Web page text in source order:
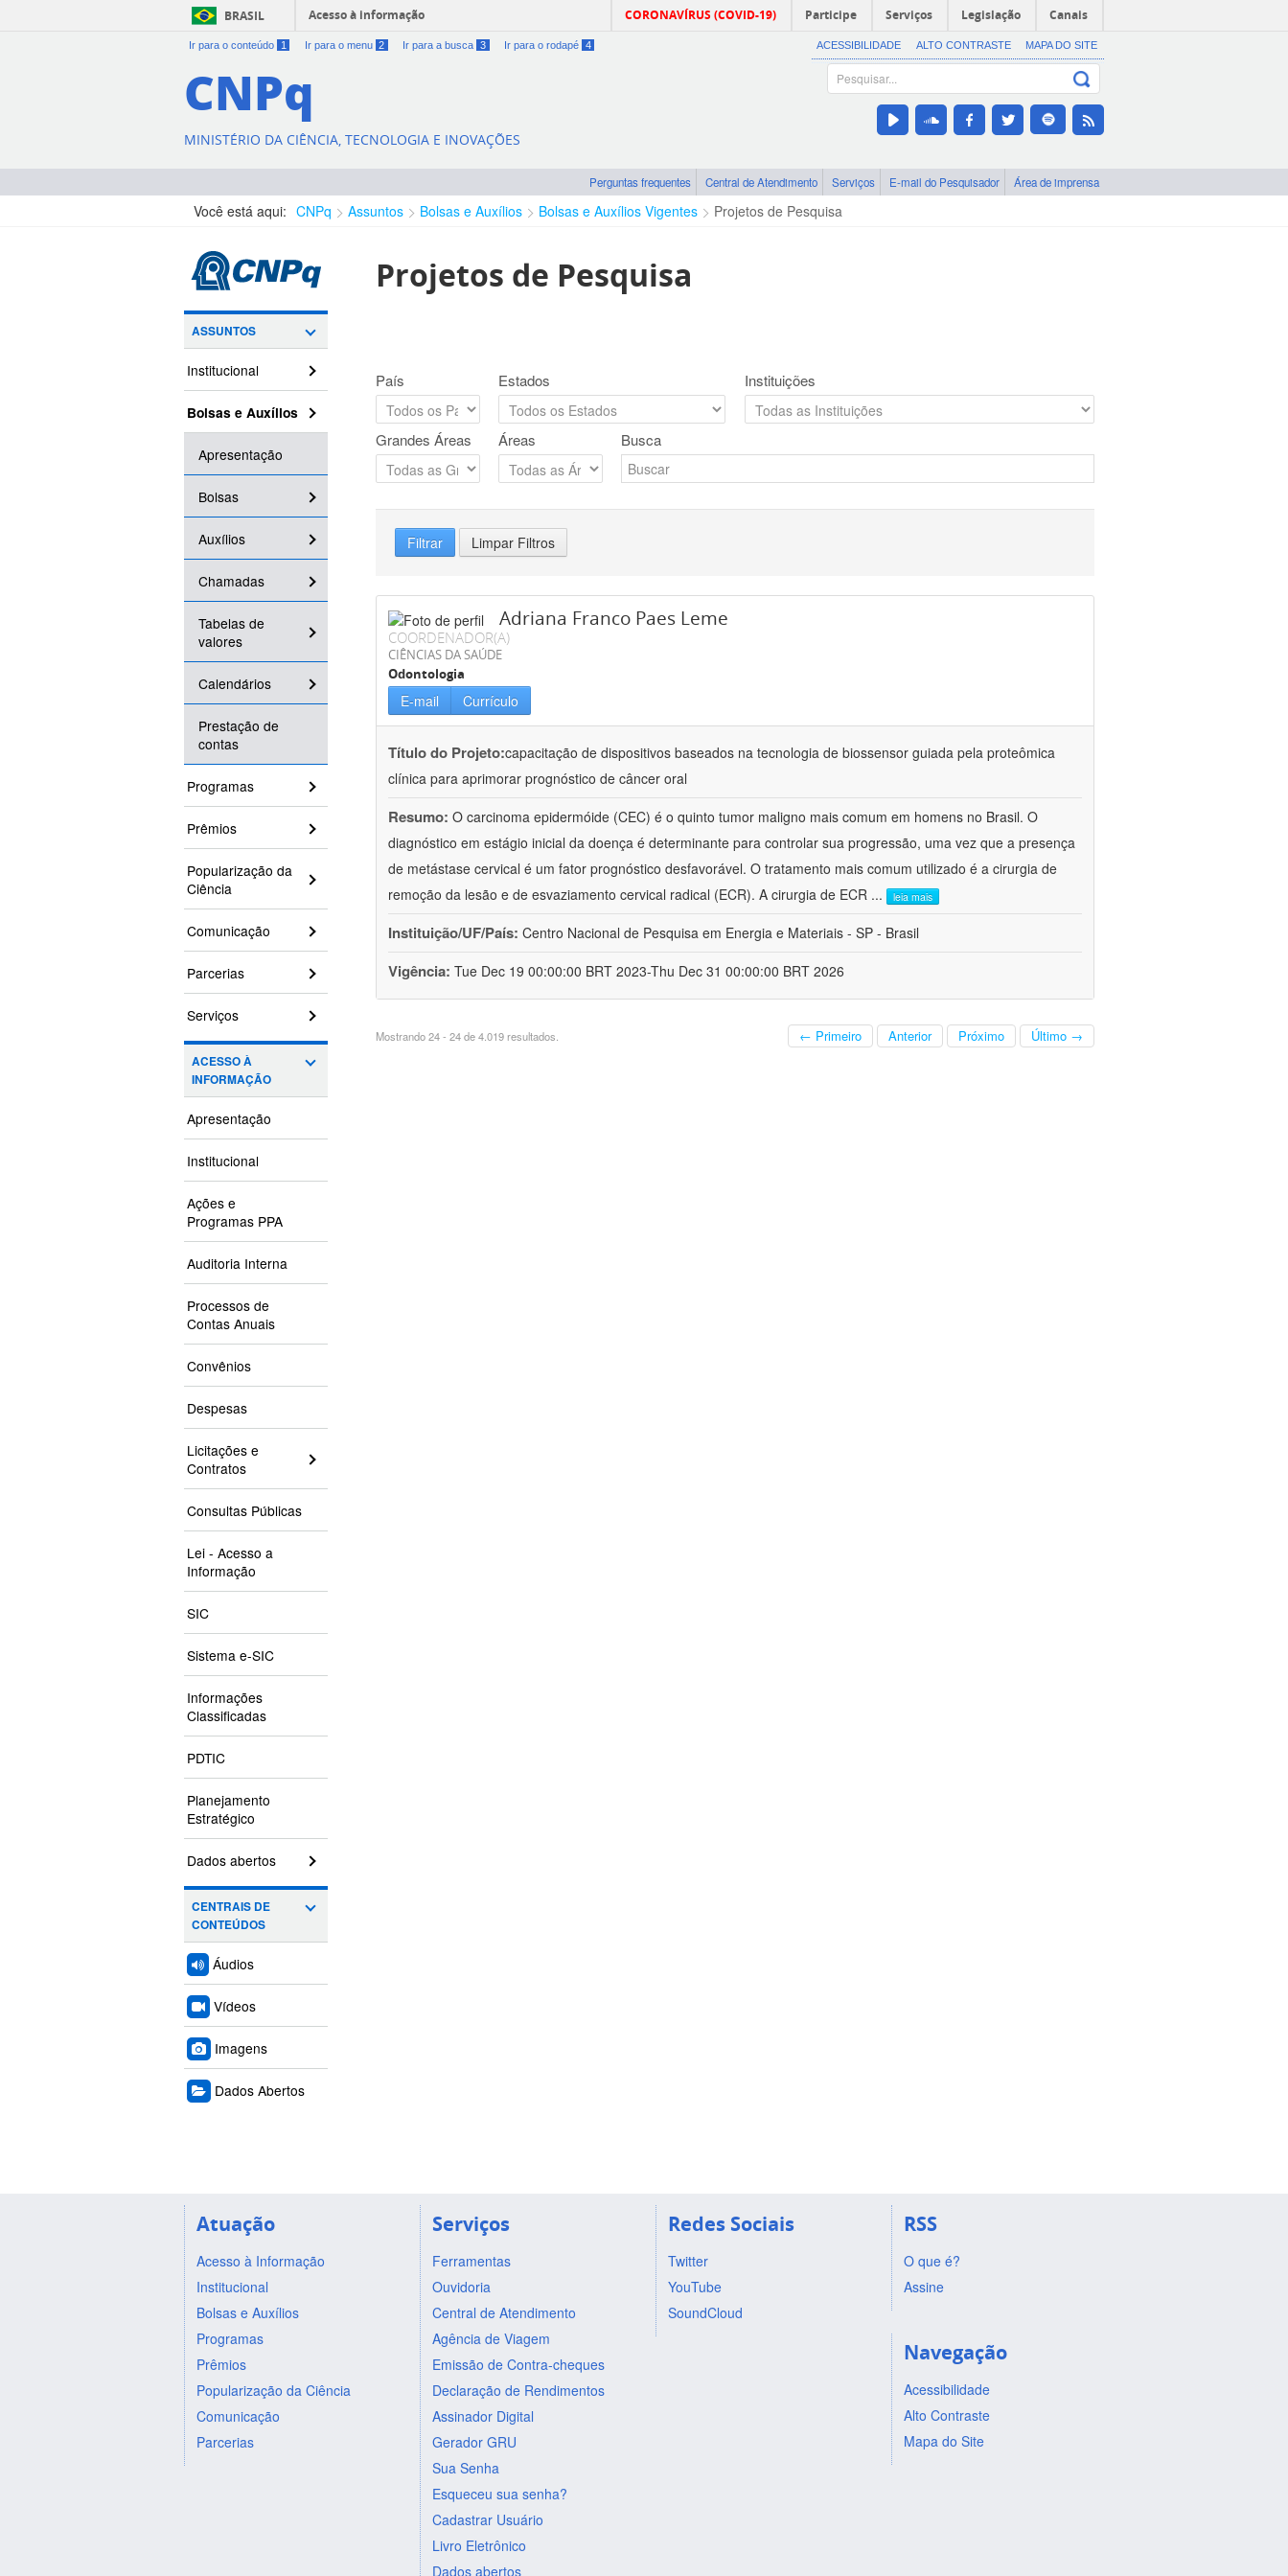
BRASIL Acesso à informação CORONAVÍRUS (COVID-19) Participe Serviços Legislação Canais
Ir para o conteúdo 1 Ir para o menu 2 Ir para a busca 3 Ir para o rodapé 4 ACESSIBILIDADE ALTO CONTRASTE MAPA DO SITE
CNPq
MINISTÉRIO DA CIÊNCIA, TECNOLOGIA E INOVAÇÕES
Perguntas frequentes Central de Atendimento Serviços E-mail do Pesquisador Área de imprensa
Você está aqui: CNPq Assuntos Bolsas e Auxílios Bolsas e Auxílios Vigentes Projetos de Pesquisa
ASSUNTOS
Institucional
Bolsas e Auxílios
Apresentação
Bolsas
Auxílios
Chamadas
Tabelas de
valores
Calendários
Prestação de
contas
Programas
Prêmios
Popularização da
Ciência
Comunicação
Parcerias
Serviços
ACESSO À
INFORMAÇÃO
Apresentação
Institucional
Ações e
Programas PPA
Auditoria Interna
Processos de
Contas Anuais
Convênios
Despesas
Licitações e
Contratos
Consultas Públicas
Lei - Acesso a
Informação
SIC
Sistema e-SIC
Informações
Classificadas
PDTIC
Planejamento
Estratégico
Dados abertos
CENTRAIS DE
CONTEÚDOS
Áudios
Vídeos
Imagens
Dados Abertos
Projetos de Pesquisa
País Estados Instituições
Grandes Áreas Áreas Busca
Filtrar Limpar Filtros
Adriana Franco Paes Leme
COORDENADOR(A)
CIÊNCIAS DA SAÚDE
Odontologia
E-mail Currículo
Título do Projeto:capacitação de dispositivos baseados na tecnologia de biossensor guiada pela proteômica
clínica para aprimorar prognóstico de câncer oral
Resumo: O carcinoma epidermóide (CEC) é o quinto tumor maligno mais comum em homens no Brasil. O
diagnóstico em estágio inicial da doença é determinante para controlar sua progressão, uma vez que a presença
de metástase cervical é um fator prognóstico desfavorável. O tratamento mais comum utilizado é a cirurgia de
remoção da lesão e de esvaziamento cervical radical (ECR). A cirurgia de ECR ... leia mais
Instituição/UF/País: Centro Nacional de Pesquisa em Energia e Materiais - SP - Brasil
Vigência: Tue Dec 19 00:00:00 BRT 2023-Thu Dec 31 00:00:00 BRT 2026
Mostrando 24 - 24 de 4.019 resultados. ← Primeiro Anterior Próximo Último →
Atuação
Acesso à Informação
Institucional
Bolsas e Auxílios
Programas
Prêmios
Popularização da Ciência
Comunicação
Parcerias
Serviços
Ferramentas
Ouvidoria
Central de Atendimento
Agência de Viagem
Emissão de Contra-cheques
Declaração de Rendimentos
Assinador Digital
Gerador GRU
Sua Senha
Esqueceu sua senha?
Cadastrar Usuário
Livro Eletrônico
Dados abertos
Redes Sociais
Twitter
YouTube
SoundCloud
RSS
O que é?
Assine
Navegação
Acessibilidade
Alto Contraste
Mapa do Site